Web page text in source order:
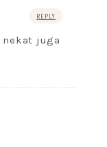
REPLY
nekat juga